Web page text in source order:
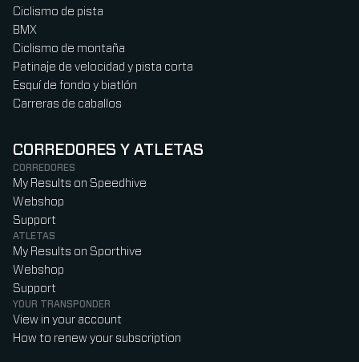
Ciclismo de pista
BMX
Ciclismo de montaña
Patinaje de velocidad y pista corta
Esquí de fondo y biatlón
Carreras de caballos
CORREDORES Y ATLETAS
CORREDORES
My Results on Speedhive
Webshop
Support
ATLETAS
My Results on Sporthive
Webshop
Support
YOUR TRANSPONDER
View in your account
How to renew your subscription